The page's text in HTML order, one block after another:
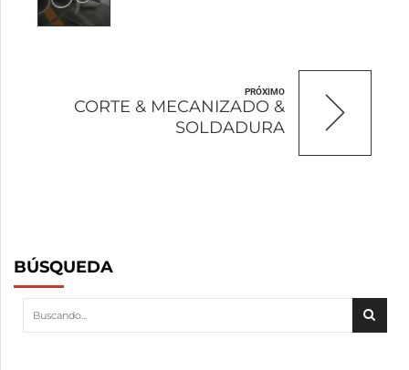
PRÓXIMO
CORTE & MECANIZADO &
SOLDADURA
BÚSQUEDA